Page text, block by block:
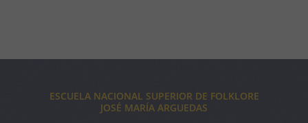
ESCUELA NACIONAL SUPERIOR DE FOLKLORE
JOSÉ MARÍA ARGUEDAS